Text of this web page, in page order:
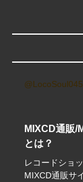
MIXCD通販/
とは？
レコードショ
MIXCD通販サ